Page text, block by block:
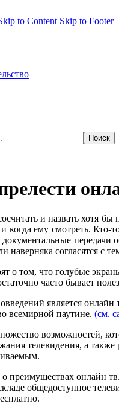
to Content Skip to Footer
и назвать хотя
когда ему смотреть.
документальные
наверняка согласятся с
о том, что голубые
часто бывает
является онлайн
всемирной паутине. (см.
возможностей,
телевидения, а
о преимуществах онлайн
общедоступное